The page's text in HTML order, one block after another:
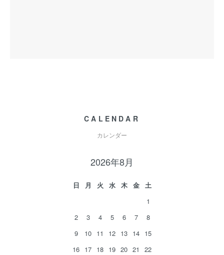
CALENDAR
カレンダー
2026年8月
日 月 火 水 木 金
土
1
2
3 4 5 6 7
8
9
10 11 12 13 14 15
16 17 18 19 20 21
22